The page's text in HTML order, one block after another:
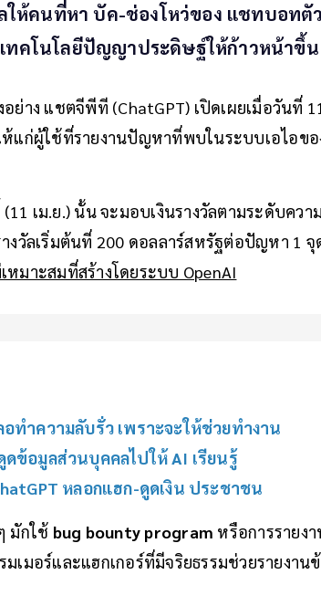
ลให้คนที่หา บัค-ช่องโหว่ของ แชทบอทตั
ทคโนโลยีปัญญาประดิษฐ์ให้ก้าวหน้าขึ้น
าง แชตจีพีที (ChatGPT) เปิดเผยเมื่อวันที่
ห้แก่ผู้ใช้ที่รายงานปัญหาที่พบในระบบเอไอขอ
เม.ย.) นั้น จะมอบเงินรางวัลตามระดับความ
งวัลเริ่มต้นที่ 200 ดอลลาร์สหรัฐต่อปัญหา 1
มาะสมที่สร้างโดยระบบ OpenAI
ทำความลับรั่ว เพราะจะให้ช่วยทำงาน
ข้อมูลส่วนบุคคลไปให้ AI เรียนรู้
หลอกแฮก-ดูดเงิน ประชาชน
มักใช้ bug bounty program หรือการรายง
เมอร์และแฮกเกอร์ที่มีจริยธรรมช่วยรายงาน